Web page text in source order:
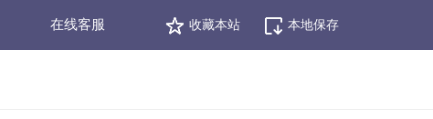
在线客服 收藏本站 本地保存